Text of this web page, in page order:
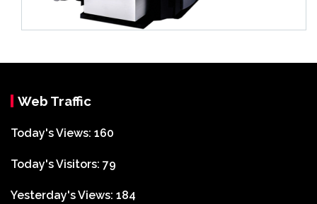
Web Traffic
Today's Views: 160
Today's Visitors: 79
Yesterday's Views: 184